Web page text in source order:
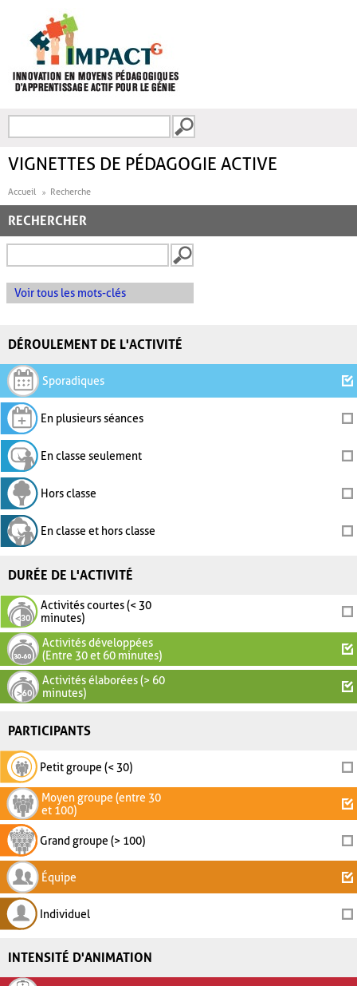
FORMULAIRE DE
VIGNETTES DE PÉDAGOGIE ACTIVE
Accueil Recherche
RECHERCHER
Voir tous les mots-clés
DÉROULEMENT DE L'ACTIVITÉ
Sporadiques
En plusieurs séances
En classe seulement
Hors classe
En classe et hors classe
DURÉE DE L'ACTIVITÉ
Activités courtes (< 30
minutes)
Activités développées
(Entre 30 et 60 minutes)
Activités élaborées (> 60
minutes)
PARTICIPANTS
Petit groupe (< 30)
Moyen groupe (entre 30
et 100)
Grand groupe (> 100)
Équipe
Individuel
INTENSITÉ D'ANIMATION